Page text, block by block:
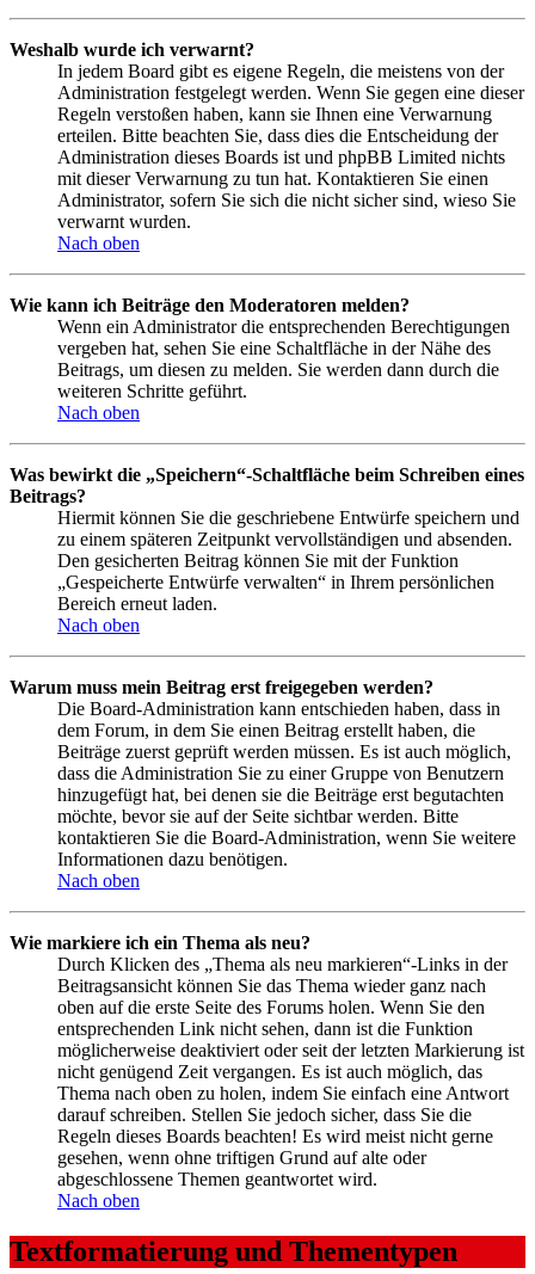
Weshalb wurde ich verwarnt?
In jedem Board gibt es eigene Regeln, die meistens von der
Administration festgelegt werden. Wenn Sie gegen eine dieser
Regeln verstoßen haben, kann sie Ihnen eine Verwarnung
erteilen. Bitte beachten Sie, dass dies die Entscheidung der
Administration dieses Boards ist und phpBB Limited nichts
mit dieser Verwarnung zu tun hat. Kontaktieren Sie einen
Administrator, sofern Sie sich die nicht sicher sind, wieso Sie
verwarnt wurden.
Nach oben
Wie kann ich Beiträge den Moderatoren melden?
Wenn ein Administrator die entsprechenden Berechtigungen
vergeben hat, sehen Sie eine Schaltfläche in der Nähe des
Beitrags, um diesen zu melden. Sie werden dann durch die
weiteren Schritte geführt.
Nach oben
Was bewirkt die „Speichern“-Schaltfläche beim Schreiben eines
Beitrags?
Hiermit können Sie die geschriebene Entwürfe speichern und
zu einem späteren Zeitpunkt vervollständigen und absenden.
Den gesicherten Beitrag können Sie mit der Funktion
„Gespeicherte Entwürfe verwalten“ in Ihrem persönlichen
Bereich erneut laden.
Nach oben
Warum muss mein Beitrag erst freigegeben werden?
Die Board-Administration kann entschieden haben, dass in
dem Forum, in dem Sie einen Beitrag erstellt haben, die
Beiträge zuerst geprüft werden müssen. Es ist auch möglich,
dass die Administration Sie zu einer Gruppe von Benutzern
hinzugefügt hat, bei denen sie die Beiträge erst begutachten
möchte, bevor sie auf der Seite sichtbar werden. Bitte
kontaktieren Sie die Board-Administration, wenn Sie weitere
Informationen dazu benötigen.
Nach oben
Wie markiere ich ein Thema als neu?
Durch Klicken des „Thema als neu markieren“-Links in der
Beitragsansicht können Sie das Thema wieder ganz nach
oben auf die erste Seite des Forums holen. Wenn Sie den
entsprechenden Link nicht sehen, dann ist die Funktion
möglicherweise deaktiviert oder seit der letzten Markierung ist
nicht genügend Zeit vergangen. Es ist auch möglich, das
Thema nach oben zu holen, indem Sie einfach eine Antwort
darauf schreiben. Stellen Sie jedoch sicher, dass Sie die
Regeln dieses Boards beachten! Es wird meist nicht gerne
gesehen, wenn ohne triftigen Grund auf alte oder
abgeschlossene Themen geantwortet wird.
Nach oben
Textformatierung und Thementypen